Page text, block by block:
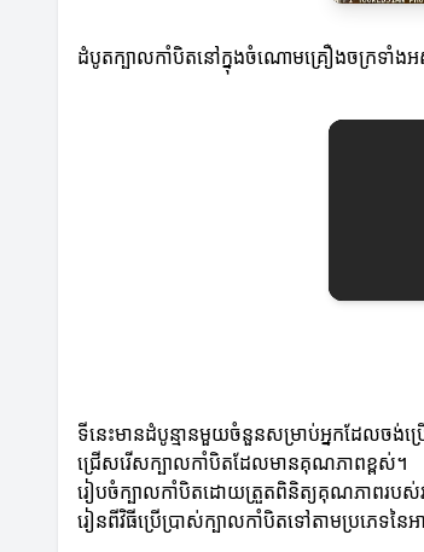
ដំបូតក្បាលកាំបិតនៅក្នុងចំណោមគ្រឿងចក្រទាំងអស់ គឺ
ទីនេះមានដំបូន្មានមួយចំនួនសម្រាប់អ្នកដែលចង់ប្
ជ្រើសរើសក្បាលកាំបិតដែលមានគុណភាពខ្ពស់។
រៀបចំក្បាលកាំបិតដោយត្រួតពិនិត្យគុណភាពរបស់
រៀនពីវិធីប្រើប្រាស់ក្បាលកាំបិតទៅតាមប្រភេទនៃអ